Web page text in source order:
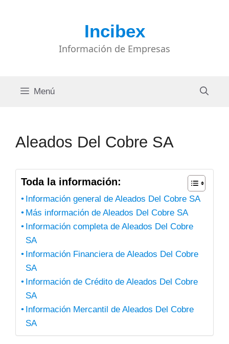
Incibex
Información de Empresas
Menú
Aleados Del Cobre SA
Toda la información:
Información general de Aleados Del Cobre SA
Más información de Aleados Del Cobre SA
Información completa de Aleados Del Cobre
SA
Información Financiera de Aleados Del Cobre
SA
Información de Crédito de Aleados Del Cobre
SA
Información Mercantil de Aleados Del Cobre
SA